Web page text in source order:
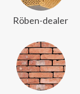
Röben-dealer